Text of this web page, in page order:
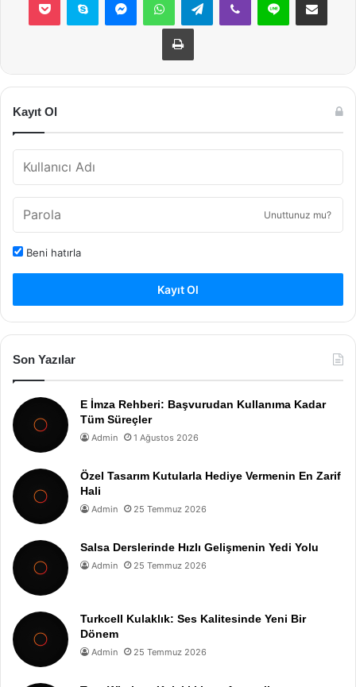
Yazdır
Kayıt Ol
Unuttunuz mu?
Beni hatırla
Kayıt Ol
Son Yazılar
E İmza Rehberi: Başvurudan Kullanıma Kadar
Tüm Süreçler
Admin 1 Ağustos 2026
Özel Tasarım Kutularla Hediye Vermenin En Zarif
Hali
Admin 25 Temmuz 2026
Salsa Derslerinde Hızlı Gelişmenin Yedi Yolu
Admin 25 Temmuz 2026
Turkcell Kulaklık: Ses Kalitesinde Yeni Bir
Dönem
Admin 25 Temmuz 2026